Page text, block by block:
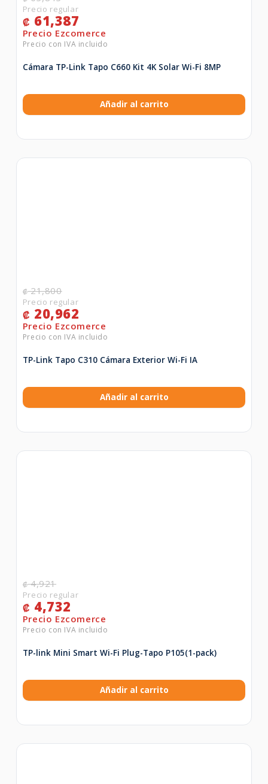
₡ 61,387
Cámara TP-Link Tapo C660 Kit 4K Solar Wi-Fi 8MP
Añadir al carrito
₡21,800
₡ 20,962
TP-Link Tapo C310 Cámara Exterior Wi-Fi IA
Añadir al carrito
₡4,921
₡ 4,732
TP-link Mini Smart Wi-Fi Plug-Tapo P105(1-pack)
Añadir al carrito